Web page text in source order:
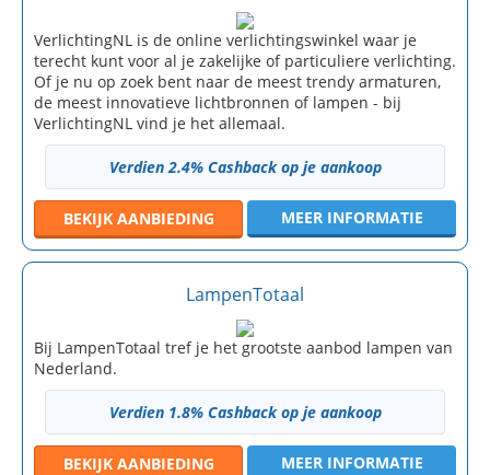
VerlichtingNL is de online verlichtingswinkel waar je
terecht kunt voor al je zakelijke of particuliere verlichting.
Of je nu op zoek bent naar de meest trendy armaturen,
de meest innovatieve lichtbronnen of lampen - bij
VerlichtingNL vind je het allemaal.
Verdien 2.4% Cashback op je aankoop
BEKIJK AANBIEDING MEER INFORMATIE
LampenTotaal
Bij LampenTotaal tref je het grootste aanbod lampen van
Nederland.
Verdien 1.8% Cashback op je aankoop
BEKIJK AANBIEDING MEER INFORMATIE